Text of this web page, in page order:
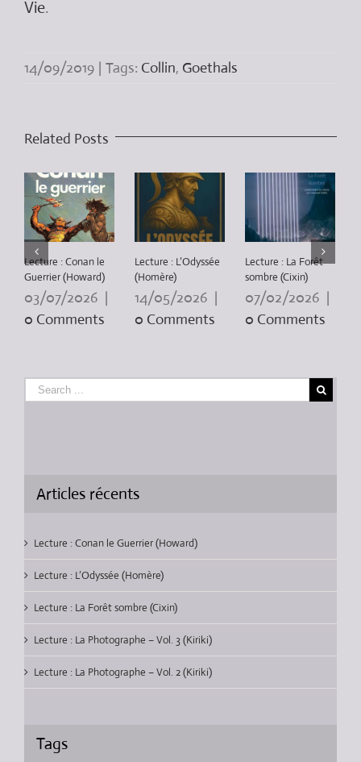
Vie.
14/09/2019 | Tags: Collin, Goethals
Related Posts
Lecture : Conan le
Guerrier (Howard)
03/07/2026 |
0 Comments
Lecture : L’Odyssée
(Homère)
14/05/2026 |
0 Comments
Lecture : La Forêt
sombre (Cixin)
07/02/2026 |
0 Comments
Articles récents
Lecture : Conan le Guerrier (Howard)
Lecture : L’Odyssée (Homère)
Lecture : La Forêt sombre (Cixin)
Lecture : La Photographe – Vol. 3 (Kiriki)
Lecture : La Photographe – Vol. 2 (Kiriki)
Tags